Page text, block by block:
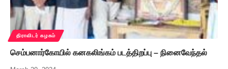
திராவிடர் கழகம்
செம்பனார்கோயில் கனகலிங்கம் படத்திறப்பு – நினைவேந்தல்